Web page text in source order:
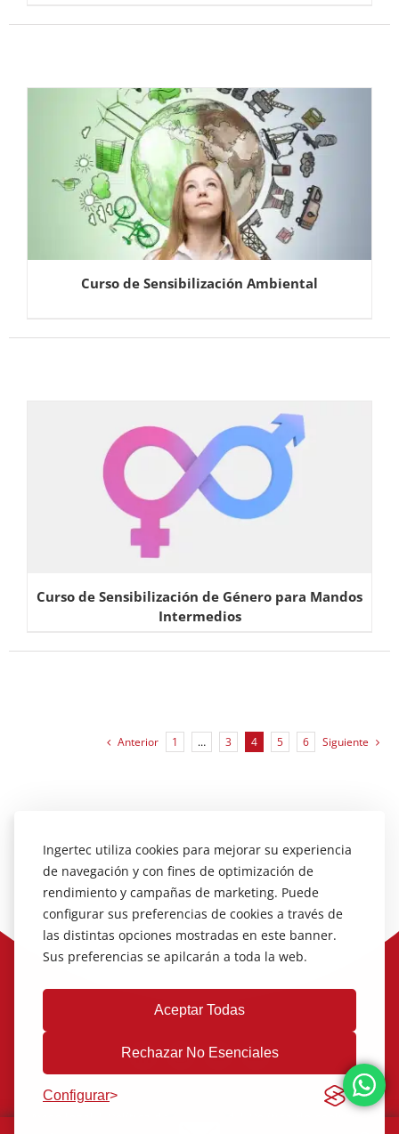
Curso de Sensibilización Ambiental
Curso de Sensibilización de Género para Mandos
Intermedios
Anterior 1 … 3 4 5 6 Siguiente
Ingertec utiliza cookies para mejorar su experiencia
de navegación y con fines de optimización de
rendimiento y campañas de marketing. Puede
configurar sus preferencias de cookies a través de
las distintas opciones mostradas en este banner.
Sus preferencias se apilcarán a toda la web.
Aceptar Todas
Rechazar No Esenciales
Configurar